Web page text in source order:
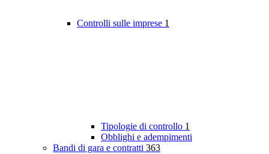
Controlli sulle imprese 1
Tipologie di controllo 1
Obblighi e adempimenti
Bandi di gara e contratti 363